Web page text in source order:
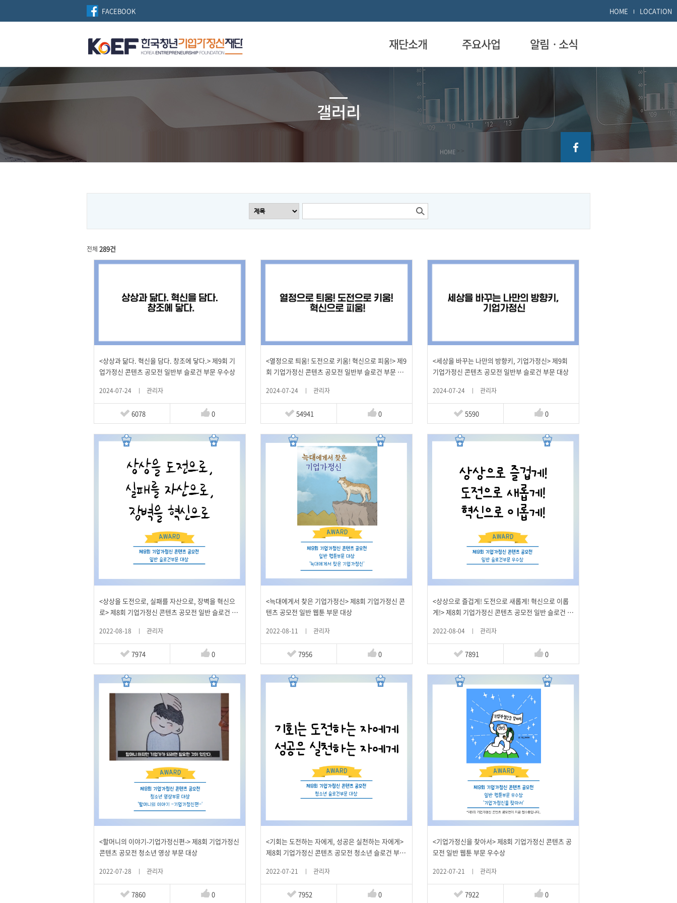
FACEBOOK HOME LOCATION
재단소개 주요사업 알림ㆍ소식
갤러리
HOME > >
전체 289건
<상상과 닮다. 혁신을 담다. 창조에 닿다.> 제9회 기
업가정신 콘텐츠 공모전 일반부 슬로건 부문 우수상
2024-07-24 관리자
6078 0
<열정으로 틔움! 도전으로 키움! 혁신으로 피움!> 제9
회 기업가정신 콘텐츠 공모전 일반부 슬로건 부문 우
2024-07-24 관리자
54941 0
<세상을 바꾸는 나만의 방향키, 기업가정신> 제9회
기업가정신 콘텐츠 공모전 일반부 슬로건 부문 대상
2024-07-24 관리자
5590 0
<상상을 도전으로, 실패를 자산으로, 장벽을 혁신으
로> 제8회 기업가정신 콘텐츠 공모전 일반 슬로건 부
2022-08-18 관리자
7974 0
<늑대에게서 찾은 기업가정신> 제8회 기업가정신 콘
텐츠 공모전 일반 웹툰 부문 대상
2022-08-11 관리자
7956 0
<상상으로 즐겁게! 도전으로 새롭게! 혁신으로 이롭
게!> 제8회 기업가정신 콘텐츠 공모전 일반 슬로건 부
2022-08-04 관리자
7891 0
<할머니의 이야기-기업가정신편-> 제8회 기업가정신
콘텐츠 공모전 청소년 영상 부문 대상
2022-07-28 관리자
7860 0
<기회는 도전하는 자에게, 성공은 실천하는 자에게>
제8회 기업가정신 콘텐츠 공모전 청소년 슬로건 부문
2022-07-21 관리자
7952 0
<기업가정신을 찾아서> 제8회 기업가정신 콘텐츠 공
모전 일반 웹툰 부문 우수상
2022-07-21 관리자
7922 0